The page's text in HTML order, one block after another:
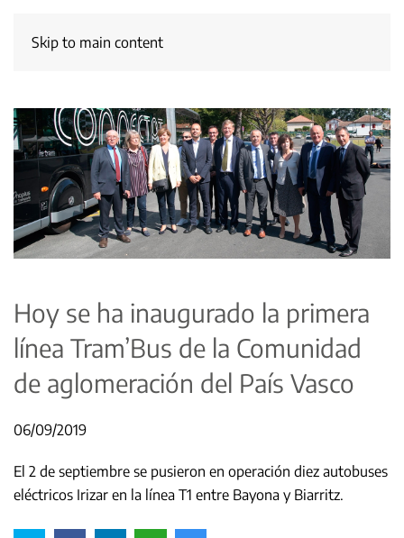
Skip to main content
Hoy se ha inaugurado la primera
línea Tram’Bus de la Comunidad
de aglomeración del País Vasco
06/09/2019
El 2 de septiembre se pusieron en operación diez autobuses
eléctricos Irizar en la línea T1 entre Bayona y Biarritz.